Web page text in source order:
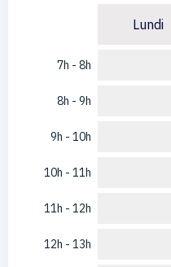
7h - 8h
8h - 9h
9h - 10h
10h - 11h
11h - 12h
12h - 13h
Lundi